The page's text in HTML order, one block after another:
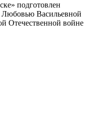
подготовлен
Васильевной
Отечественной войне